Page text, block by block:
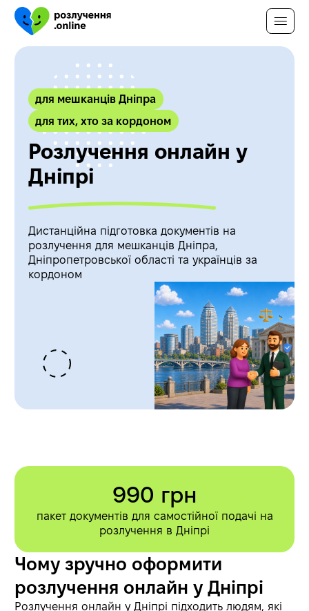
для мешканців Дніпра
для тих, хто за кордоном
Розлучення онлайн у
Дніпрі
Дистанційна підготовка документів на
розлучення для мешканців Дніпра,
Дніпропетровської області та українців за
кордоном
Чому зручно оформити
розлучення онлайн у Дніпрі
Розлучення онлайн у Дніпрі підходить людям, які
990 грн
пакет документів для самостійної подачі на
розлучення в Дніпрі
яких обставин
Відповідай на 4 питання та отримай
персональний план розлучення, який
підходить саме тобі
Другий з подружжя згоден на
Так Ні